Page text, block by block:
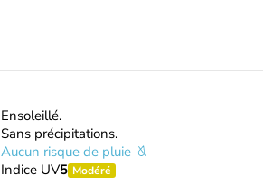
Ensoleillé.
Sans précipitations.
Aucun risque de pluie
Indice UV5 Modéré